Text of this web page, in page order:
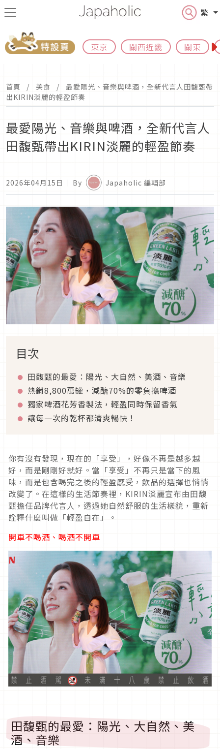
繁
東京 關西近畿 關東
首頁 美食
最愛陽光、音樂與啤酒，全新代言人田馥甄帶
出KIRIN淡麗的輕盈節奏
最愛陽光、音樂與啤酒，全新代言人
田馥甄帶出KIRIN淡麗的輕盈節奏
2026年04月15日 ｜ By Japaholic 編輯部
目次
田馥甄的最愛：陽光、大自然、美酒、音樂
熱銷8,800萬罐，減醣70%的零負擔啤酒
獨家啤酒花芳香製法，輕盈同時保留香氣
讓每一次的乾杯都清爽暢快！
你有沒有發現，現在的「享受」，好像不再是越多越
好，而是剛剛好就好。當「享受」不再只是當下的風
味，而是包含喝完之後的輕盈感受，飲品的選擇也悄悄
改變了。在這樣的生活節奏裡，KIRIN淡麗宣布由田馥
甄擔任品牌代言人，透過她自然舒服的生活樣貌，重新
詮釋什麼叫做「輕盈自在」。
開車不喝酒、喝酒不開車
田馥甄的最愛：陽光、大自然、美
酒、音樂